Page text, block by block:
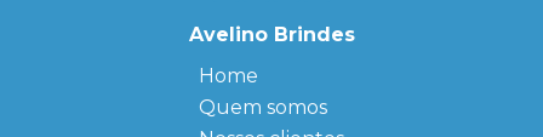
Avelino Brindes
Home
Quem somos